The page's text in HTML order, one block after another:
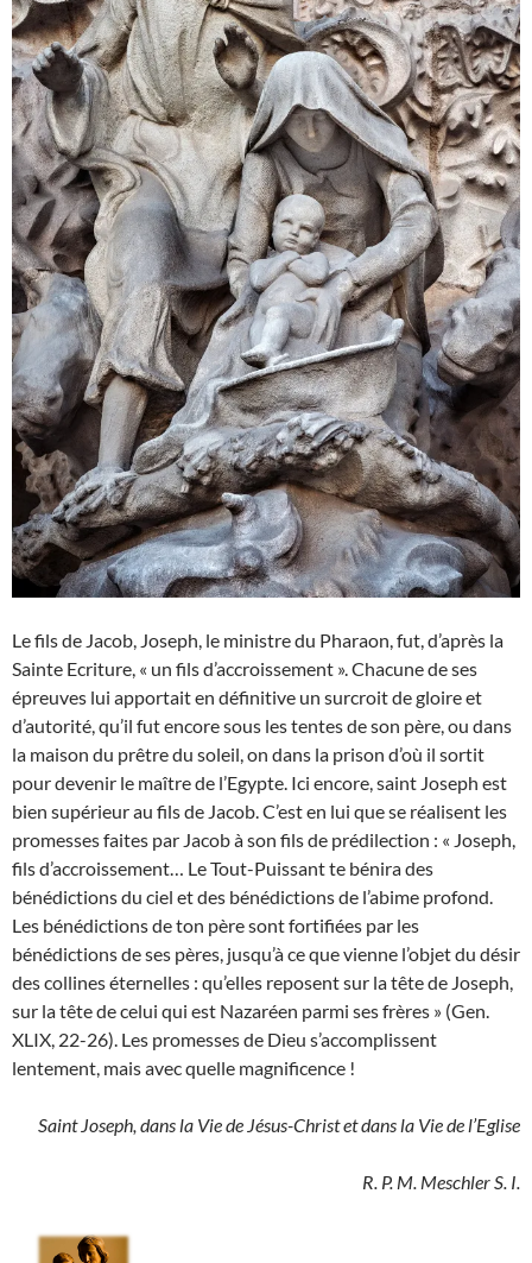
Le fils de Jacob, Joseph, le ministre du Pharaon, fut, d’après la
Sainte Ecriture, « un fils d’accroissement ». Chacune de ses
épreuves lui apportait en définitive un surcroit de gloire et
d’autorité, qu’il fut encore sous les tentes de son père, ou dans
la maison du prêtre du soleil, on dans la prison d’où il sortit
pour devenir le maître de l’Egypte. Ici encore, saint Joseph est
bien supérieur au fils de Jacob. C’est en lui que se réalisent les
promesses faites par Jacob à son fils de prédilection : « Joseph,
fils d’accroissement… Le Tout-Puissant te bénira des
bénédictions du ciel et des bénédictions de l’abime profond.
Les bénédictions de ton père sont fortifiées par les
bénédictions de ses pères, jusqu’à ce que vienne l’objet du désir
des collines éternelles : qu’elles reposent sur la tête de Joseph,
sur la tête de celui qui est Nazaréen parmi ses frères » (Gen.
XLIX, 22-26). Les promesses de Dieu s’accomplissent
lentement, mais avec quelle magnificence !
Saint Joseph, dans la Vie de Jésus-Christ et dans la Vie de l’Eglise
R. P. M. Meschler S. I.